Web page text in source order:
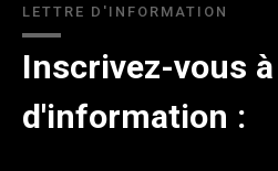
LETTRE D'INFORMATION
Inscrivez-vous
d'information :